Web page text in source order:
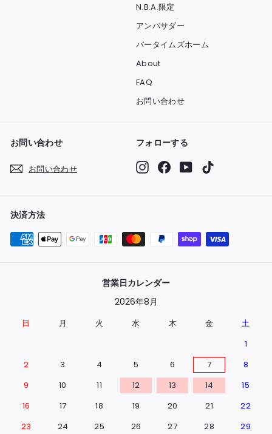
N.B.A.限定
アンバサダー
バータイムズホーム
About
FAQ
お問い合わせ
お問い合わせ
お問い合わせ
フォローする
InstagramFacebook
YouTube
決済方法
営業日カレンダー
2026年8月
日 月 火 水 木 金
土
1
2
3 4 5 6 7
8
9
10 11 12 13 14
15
16
17 18 19 20 21
22
23
24 25 26 27 28
29